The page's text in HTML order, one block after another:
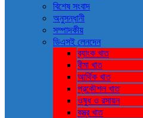
বিশেষ সংবাদ
অনুসন্ধানী
সম্পাদকীয়
ডিএসই লেনদেন
ব্যাংক খাত
বীমা খাত
আর্থিক খাত
প্রকৌশল খাত
ওষুধ ও রসায়ন
বস্ত্র খাত